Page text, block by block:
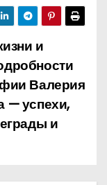
и
Валерия
— успехи,
и